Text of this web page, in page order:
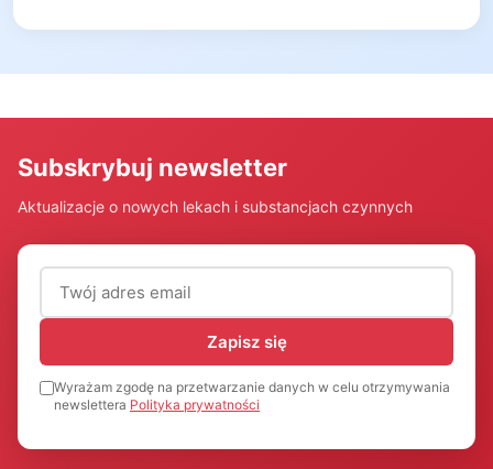
Subskrybuj newsletter
Aktualizacje o nowych lekach i substancjach czynnych
Adres email (wymagany)
Zapisz się
Wyrażam zgodę na przetwarzanie danych w celu otrzymywania
newslettera Polityka prywatności